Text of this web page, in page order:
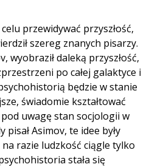
przewidywać przyszłość,
szereg znanych pisarzy.
wyobraził daleką przyszłość,
po całej galaktyce i
będzie w stanie
świadomie kształtować
uwagę stan socjologii w
Asimov, te idee były
na razie ludzkość ciągle tylko
stała się